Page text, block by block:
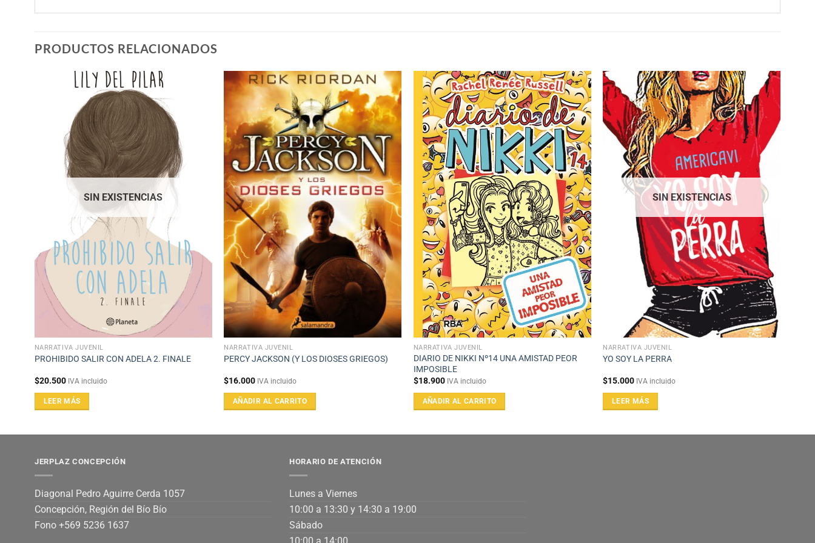
PRODUCTOS RELACIONADOS
SIN EXISTENCIAS
NARRATIVA JUVENIL
PROHIBIDO SALIR CON ADELA 2. FINALE
$20.500 IVA incluido
LEER MÁS
NARRATIVA JUVENIL
PERCY JACKSON (Y LOS DIOSES GRIEGOS)
$16.000 IVA incluido
AÑADIR AL CARRITO
NARRATIVA JUVENIL
DIARIO DE NIKKI Nº14 UNA AMISTAD PEOR
IMPOSIBLE
$18.900 IVA incluido
AÑADIR AL CARRITO
SIN EXISTENCIAS
NARRATIVA JUVENIL
YO SOY LA PERRA
$15.000 IVA incluido
LEER MÁS
JERPLAZ CONCEPCIÓN
Diagonal Pedro Aguirre Cerda 1057
Concepción, Región del Bío Bío
Fono +569 5236 1637
HORARIO DE ATENCIÓN
Lunes a Viernes
10:00 a 13:30 y 14:30 a 19:00
Sábado